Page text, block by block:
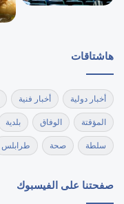
هاشتاقات
أخبار دولية أخبار فنية
المؤقتة الوفاق بلدية
سلطة صحة طرابلس
صفحتنا على الفيسبوك